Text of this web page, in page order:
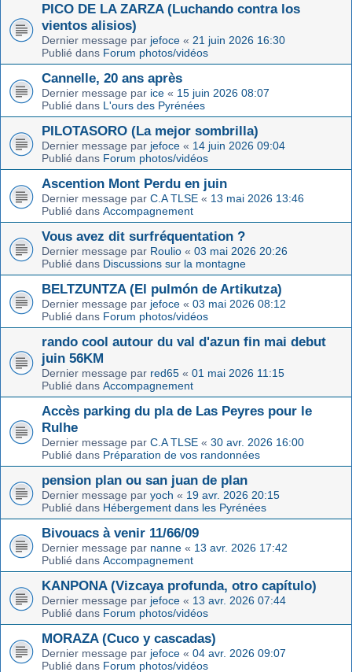
PICO DE LA ZARZA (Luchando contra los
vientos alisios)
Dernier message par jefoce « 21 juin 2026 16:30
Publié dans Forum photos/vidéos
Cannelle, 20 ans après
Dernier message par ice « 15 juin 2026 08:07
Publié dans L'ours des Pyrénées
PILOTASORO (La mejor sombrilla)
Dernier message par jefoce « 14 juin 2026 09:04
Publié dans Forum photos/vidéos
Ascention Mont Perdu en juin
Dernier message par C.A TLSE « 13 mai 2026 13:46
Publié dans Accompagnement
Vous avez dit surfréquentation ?
Dernier message par Roulio « 03 mai 2026 20:26
Publié dans Discussions sur la montagne
BELTZUNTZA (El pulmón de Artikutza)
Dernier message par jefoce « 03 mai 2026 08:12
Publié dans Forum photos/vidéos
rando cool autour du val d'azun fin mai debut
juin 56KM
Dernier message par red65 « 01 mai 2026 11:15
Publié dans Accompagnement
Accès parking du pla de Las Peyres pour le
Rulhe
Dernier message par C.A TLSE « 30 avr. 2026 16:00
Publié dans Préparation de vos randonnées
pension plan ou san juan de plan
Dernier message par yoch « 19 avr. 2026 20:15
Publié dans Hébergement dans les Pyrénées
Bivouacs à venir 11/66/09
Dernier message par nanne « 13 avr. 2026 17:42
Publié dans Accompagnement
KANPONA (Vizcaya profunda, otro capítulo)
Dernier message par jefoce « 13 avr. 2026 07:44
Publié dans Forum photos/vidéos
MORAZA (Cuco y cascadas)
Dernier message par jefoce « 04 avr. 2026 09:07
Publié dans Forum photos/vidéos